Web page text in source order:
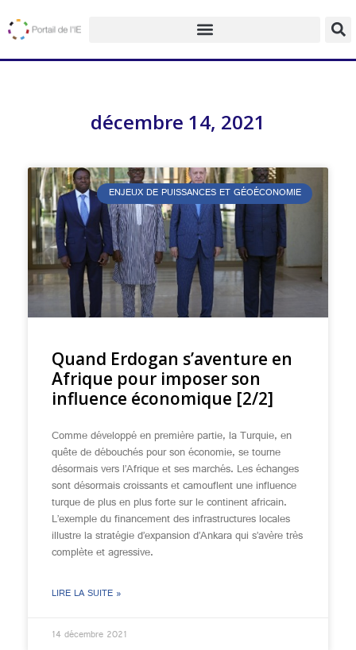
décembre 14, 2021
ENJEUX DE PUISSANCES ET GÉOÉCONOMIE
Quand Erdogan s’aventure en
Afrique pour imposer son
influence économique [2/2]
Comme développé en première partie, la Turquie, en
quête de débouchés pour son économie, se tourne
désormais vers l’Afrique et ses marchés. Les échanges
sont désormais croissants et camouflent une influence
turque de plus en plus forte sur le continent africain.
L’exemple du financement des infrastructures locales
illustre la stratégie d’expansion d’Ankara qui s’avère très
complète et agressive.
LIRE LA SUITE »
14 décembre 2021